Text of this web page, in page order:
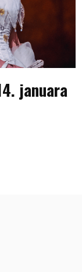
januara